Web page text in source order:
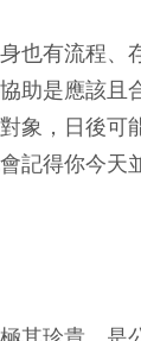
也有流程、
助是應該且
象，日後可
記得你今天